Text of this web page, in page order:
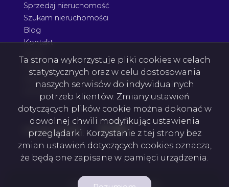
Sprzedaj nieruchomość
Szukam nieruchomości
Blog
Kontakt
Agent nieruchomości Podkarpacie
Architektura
social media Facebook
Facebook
Facebook
Facebook
2M2 Nieruchomości © 2026
Ta strona wykorzystuje pliki cookies w celach
statystycznych oraz w celu dostosowania
naszych serwisów do indywidualnych
potrzeb klientów. Zmiany ustawień
dotyczących plików cookie można dokonać w
dowolnej chwili modyfikując ustawienia
przeglądarki. Korzystanie z tej strony bez
zmian ustawień dotyczących cookies oznacza,
że będą one zapisane w pamięci urządzenia.